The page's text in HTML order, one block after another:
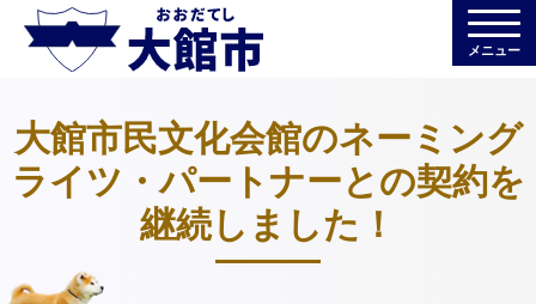
メニュー
大館市民文化会館のネーミング
ライツ・パートナーとの契約を
継続しました！